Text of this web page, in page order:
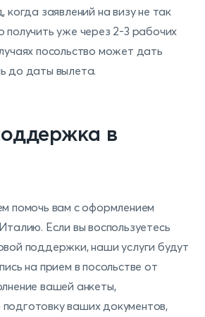
когда заявлений на визу не так
получить уже через 2-3 рабочих
посольство может дать
до даты вылета.
в
помочь вам с оформлением
Если вы воспользуетесь
поддержки, наши услуги будут
на прием в посольстве от
вашей анкеты,
ваших документов,